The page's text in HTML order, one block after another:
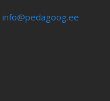
info@pedagoog.ee